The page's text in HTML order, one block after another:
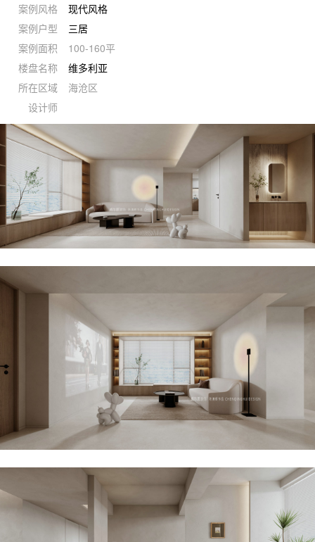
案例风格
现代风格
案例户型
三居
案例面积
100-160平
楼盘名称
维多利亚
所在区域
海沧区
设计师